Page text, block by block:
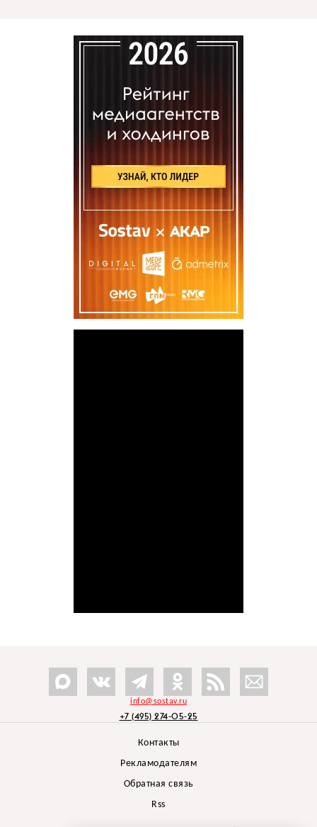
info@sostav.ru
+7 (495) 274-05-25
Контакты
Рекламодателям
Обратная связь
Rss